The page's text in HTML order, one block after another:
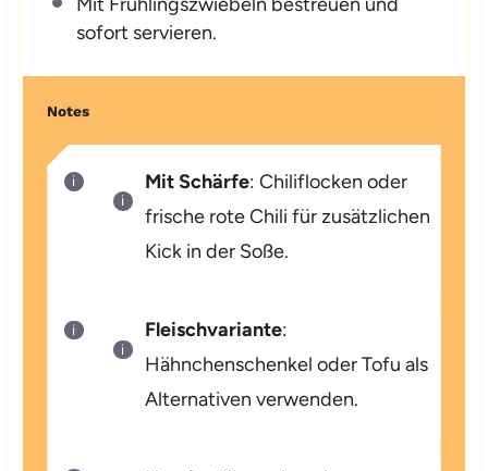
sofort servieren.
Notes
Mit Schärfe: Chiliflocken oder
frische rote Chili für zusätzlichen
Kick in der Soße.
Fleischvariante:
Hähnchenschenkel oder Tofu als
Alternativen verwenden.